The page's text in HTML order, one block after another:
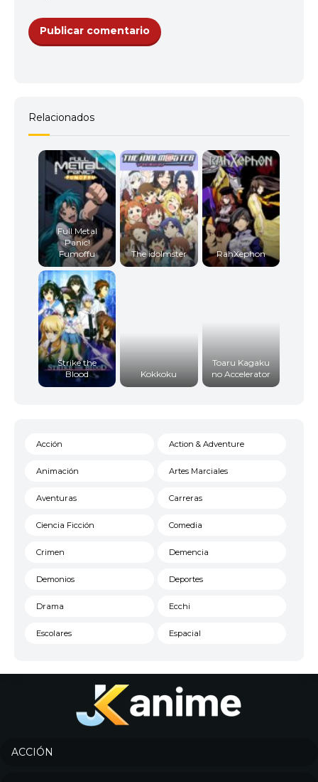
Relacionados
Full Metal
Panic!
Fumoffu
The idolmster RahXephon
Strike the
Blood
Kokkoku
Toaru Kagaku
no Accelerator
Acción Action & Adventure
Animación Artes Marciales
Aventuras Carreras
Ciencia Ficción Comedia
Crimen Demencia
Demonios Deportes
Drama Ecchi
Escolares Espacial
Historico
Josei
ACCIÓN